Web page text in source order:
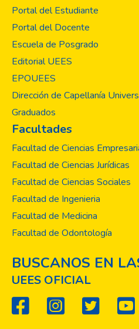
Portal del Estudiante
Portal del Docente
Escuela de Posgrado
Editorial UEES
EPOUEES
Dirección de Capellanía
Graduados
Facultades
Facultad de Ciencias
Facultad de Ciencias Jurídicas
Facultad de Ciencias Sociales
Facultad de Ingenieria
Facultad de Medicina
Facultad de Odontología
BUSCANOS EN
UEES OFICIAL